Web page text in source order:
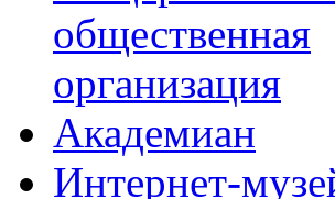
общественная
организация
Академиан
Интернет-